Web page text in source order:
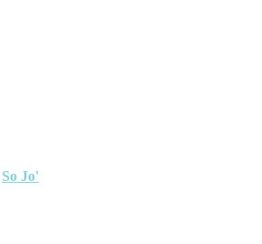
So Jo'